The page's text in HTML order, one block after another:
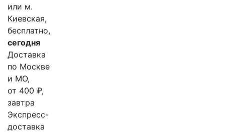
или м.
Киевская,
бесплатно,
сегодня
Доставка
по Москве
и МО,
от 400 ₽,
завтра
Экспресс-
доставка